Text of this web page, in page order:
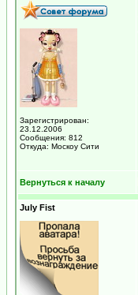
Зарегистрирован:
23.12.2006
Сообщения: 812
Откуда: Москоу Сити
Вернуться к началу
July Fist